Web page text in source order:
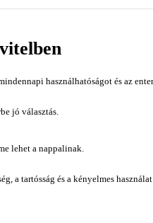
használhatóságot és az
jó választás.
lehet a nappalinak.
a tartósság és a kényelmes